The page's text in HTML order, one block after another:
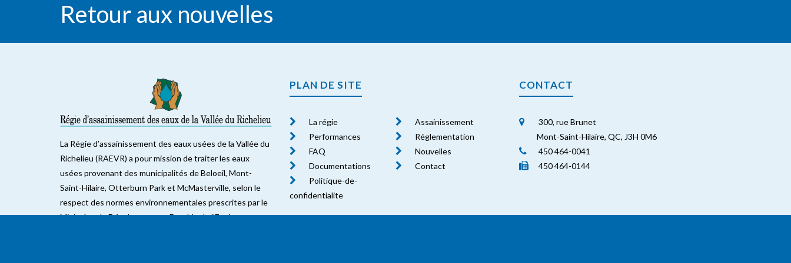
Retour aux nouvelles
La Régie d’assainissement des eaux usées de la Vallée du
Richelieu (RAEVR) a pour mission de traiter les eaux
usées provenant des municipalités de Beloeil, Mont-
Saint-Hilaire, Otterburn Park et McMasterville, selon le
respect des normes environnementales prescrites par le
Ministère du Développement Durable de l’Environnement
PLAN DE SITE
La régie
Assainissement
Performances
Réglementation
FAQ
Nouvelles
Documentations
Contact
Politique-de-
confidentialite
CONTACT
300, rue Brunet
Mont-Saint-Hilaire, QC, J3H 0M6
450 464-0041
450 464-0144